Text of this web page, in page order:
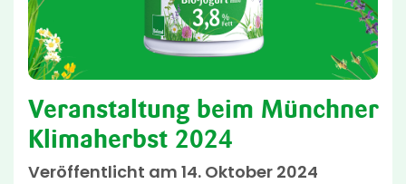
Veranstaltung beim Münchner
Klimaherbst 2024
Veröffentlicht am 14. Oktober 2024